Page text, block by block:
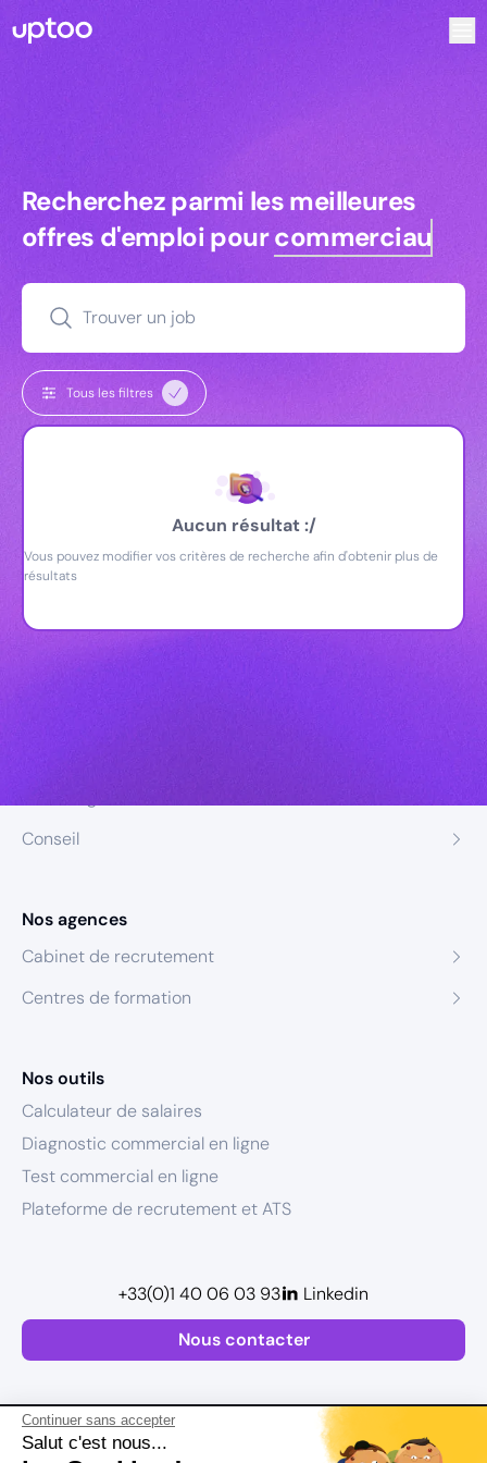
Continuer sans accepter
Salut c'est nous...
Recherchez parmi les meilleures
Recherchez parmi les meilleures
offres d'emploi pourcommerciaux
Trouver un job
Tous les filtres
Aucun résultat :/
Vous pouvez modifier vos critères de recherche afin d'obtenir plus de
résultats
Conseil
Nos agences
Cabinet de recrutement
Centres de formation
Nos outils
Calculateur de salaires
Diagnostic commercial en ligne
Test commercial en ligne
Plateforme de recrutement et ATS
Nous contacter
+33(0)1 40 06 03 93 Linkedin